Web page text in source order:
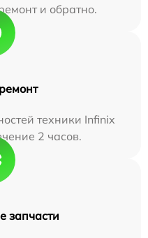
и обратно.
техники Infinix
2 часов.
запчасти